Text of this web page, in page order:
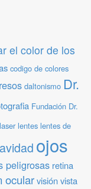
el color de los
codigo de colores
daltonismo Dr.
Fundación Dr.
laser lentes lentes de
ojos
peligrosas retina
ocularvisiónvista